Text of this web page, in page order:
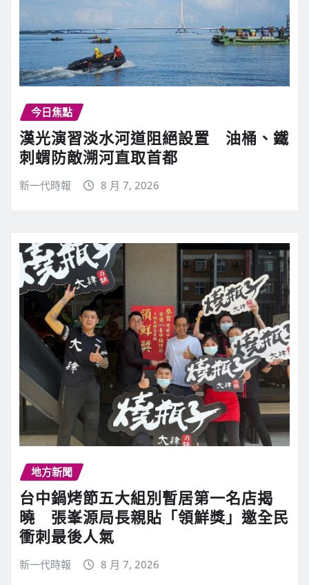
今日焦點
漢光演習淡水河道阻絕設置 油桶、鐵
刺蝟防敵溯河直取首都
新一代時報 8 月 7, 2026
地方新聞
台中鍋烤節五大組別暫居第一名店揭
曉 張峯源局長親貼「領鮮獎」邀全民
衝刺最後人氣
新一代時報 8 月 7, 2026